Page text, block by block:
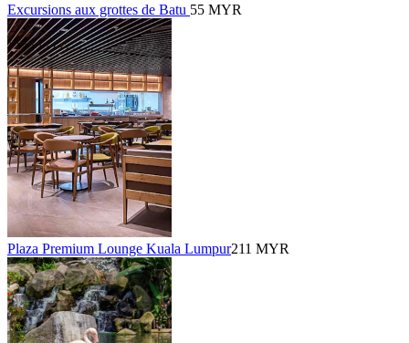
Excursions aux grottes de Batu 55 MYR
Plaza Premium Lounge Kuala Lumpur211 MYR